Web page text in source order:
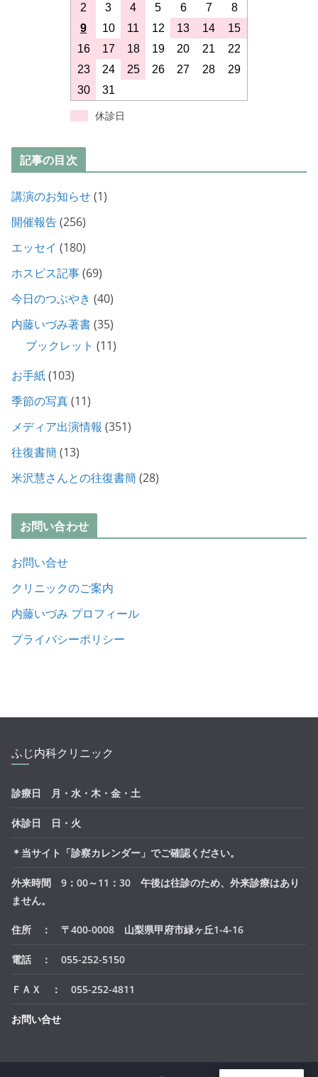
2
3 4 5 6 7
8
9
10 11 12 13 14
15
16
17 18 19 20 21
22
23
24 25 26 27 28
29
30
31
休診日
記事の目次
講演のお知らせ(1)
開催報告(256)
エッセイ (180)
ホスピス記事(69)
今日のつぶやき (40)
内藤いづみ著書(35)
ブックレット (11)
お手紙(103)
季節の写真(11)
メディア出演情報 (351)
往復書簡 (13)
米沢慧さんとの往復書簡 (28)
お問い合わせ
お問い合せ
クリニックのご案内
内藤いづみ プロフィール
プライバシーポリシー
ふじ内科クリニック
診療日 月・水・木・金・土
休診日 日・火
＊当サイト「診察カレンダー」でご確認ください。
外来時間 9：00～11：30 午後は往診のため、外来診療はあり
ません。
住所 ： 〒400-0008 山梨県甲府市緑ヶ丘1-4-16
電話 ： 055-252-5150
ＦＡＸ ： 055-252-4811
お問い合せ